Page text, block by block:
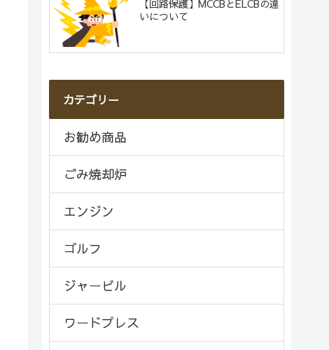
【回路保護】MCCBとELCBの違
いについて
カテゴリー
お勧め商品
ごみ焼却炉
エンジン
ゴルフ
ジャービル
ワードプレス